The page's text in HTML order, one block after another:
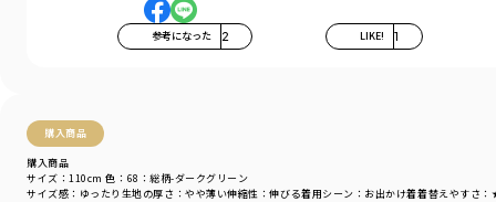
参考になった 2 LIKE! 1
購入商品
購入商品
サイズ感 ：ゆったり 生地の厚さ ：やや薄い伸縮性 ：伸びる着用シーン ：お出かけ着着替えやすさ
サイズ：110cm 色：68：総柄-ダークグリーン
●eikoさんイチオシのロゴ総柄
”キッズサイズになっても着れる総柄があればいいな”
のお声から生まれましたデザインです♪
合わせすいカラーリングと、首まわりの配色リブ使いが
ワンランク上のオシャレに♪